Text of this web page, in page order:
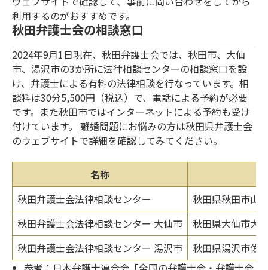
利用するのがおすすめです。
秋田弁護士会の相談窓口
2024年9月1日現在、秋田弁護士会では、秋田市、大仙
市、湯沢市の3か所に法律相談センターの相談窓口を設
け、弁護士による有料の法律相談を行なっています。相
談料は30分5,500円（税込）で、電話による予約が必要
です。また秋田市ではインターネットによる予約も受け
付けています。 離婚問題にお悩みの方は秋田県弁護士会
のウェブサイトで詳細を確認してみてください。
名称
秋田弁護士会法律相談センター
秋田県秋田市山
秋田弁護士会法律相談センター 大仙市
秋田県大仙市大
秋田弁護士会法律相談センター 湯沢市
秋田県湯沢市佐